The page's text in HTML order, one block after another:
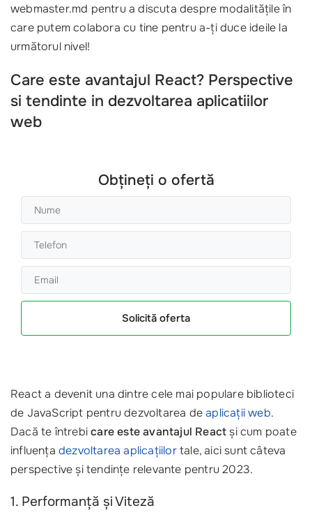
webmaster.md pentru a discuta despre modalitățile în
care putem colabora cu tine pentru a-ți duce ideile la
următorul nivel!
Care este avantajul React? Perspective
si tendinte in dezvoltarea aplicatiilor
web
Obțineți o ofertă
Solicită oferta
React a devenit una dintre cele mai populare biblioteci
de JavaScript pentru dezvoltarea deaplicații web.
Dacă te întrebicare este avantajul Reactși cum poate
influența dezvoltarea aplicațiilortale, aici sunt câteva
perspective și tendințe relevante pentru 2023.
1. Performanță și Viteză